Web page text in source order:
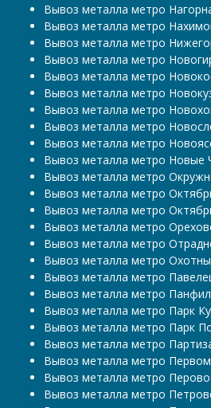
Вывоз металла метро
Вывоз металла метро
Вывоз металла метро
Вывоз металла метро
Вывоз металла метро
Вывоз металла метро
Вывоз металла метро
Вывоз металла метро
Вывоз металла метро
Вывоз металла метро Новые
Вывоз металла метро
Вывоз металла метро
Вывоз металла метро
Вывоз металла метро
Вывоз металла метро
Вывоз металла метро
Вывоз металла метро
Вывоз металла метро
Вывоз металла метро Парк
Вывоз металла метро Парк
Вывоз металла метро
Вывоз металла метро
Вывоз металла метро Перово
Вывоз металла метро